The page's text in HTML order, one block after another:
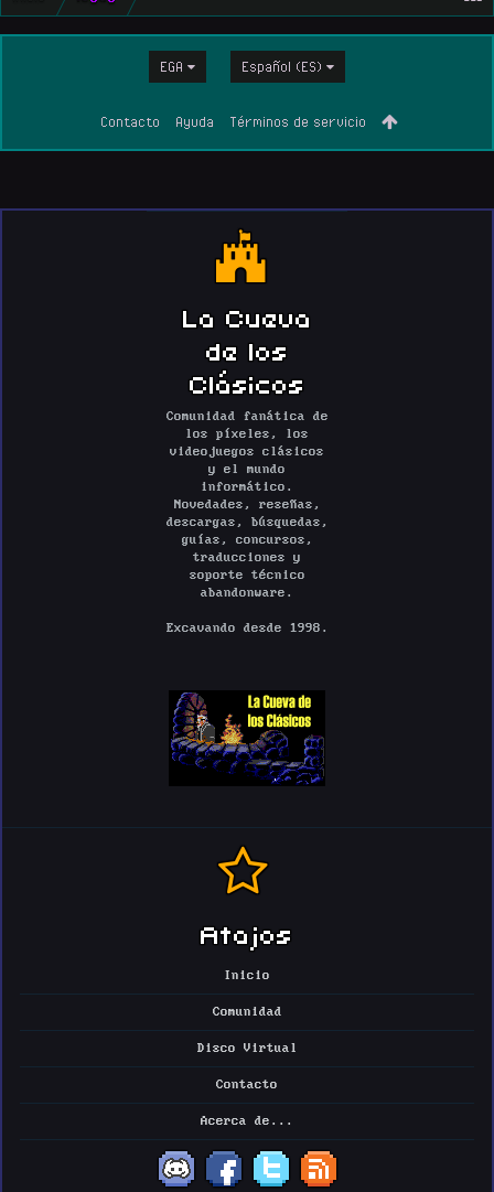
EGA Español (ES)
Contacto Ayuda Términos de servicio
La Cueva
de los
Clásicos
Comunidad fanática de
los píxeles, los
videojuegos clásicos
y el mundo
informático.
Novedades, reseñas,
descargas, búsquedas,
guías, concursos,
traducciones y
soporte técnico
abandonware.
Excavando desde 1998.
Atajos
Inicio
Comunidad
Disco Virtual
Contacto
Acerca de...